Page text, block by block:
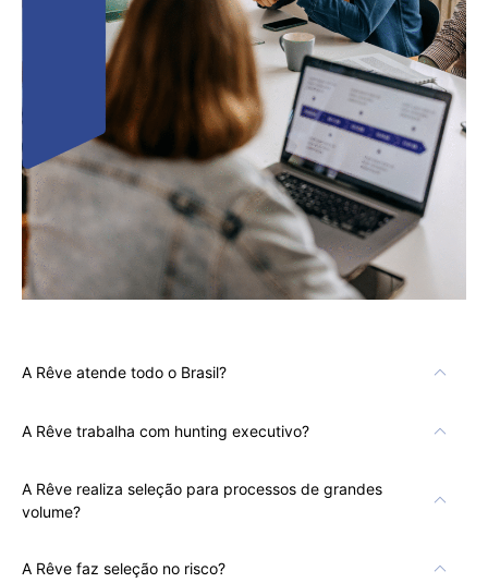
A Rêve atende todo o Brasil?
A Rêve trabalha com hunting executivo?
A Rêve realiza seleção para processos de grandes
volume?
A Rêve faz seleção no risco?